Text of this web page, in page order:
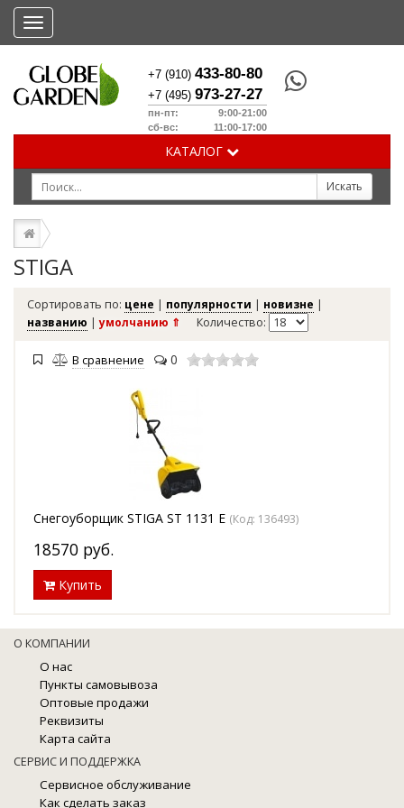
Меню
+7 (910)433-80-80
+7 (495)973-27-27
пн-пт: 9:00-21:00
сб-вс: 11:00-17:00
КАТАЛОГ
STIGA
Сортировать по: цене | популярности | новизне |
названию |умолчанию ⇑ Количество:
В сравнение 0
Снегоуборщик STIGA ST 1131 E (Код: 136493)
18570 руб.
Купить
О КОМПАНИИ
О нас
Пункты самовывоза
Оптовые продажи
Реквизиты
Карта сайта
СЕРВИС И ПОДДЕРЖКА
Сервисное обслуживание
Как сделать заказ